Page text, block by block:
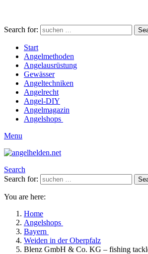
Search for:
Start
Angelmethoden
Angelausrüstung
Gewässer
Angeltechniken
Angelrecht
Angel-DIY
Angelmagazin
Angelshops
Menu
Search
Search for:
You are here:
Home
Angelshops
Bayern
Weiden in der Oberpfalz
Blenz GmbH & Co. KG – fishing